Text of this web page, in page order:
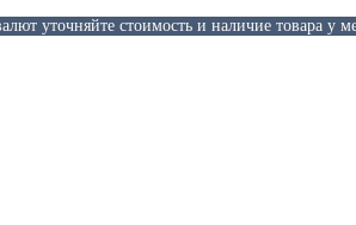
уточняйте стоимость и наличие товара у